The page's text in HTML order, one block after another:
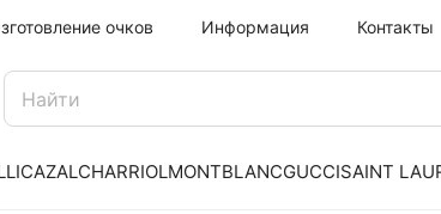
очков Информация Контакты
CAZALCHARRIOLMONTBLANCGUCCISAINT